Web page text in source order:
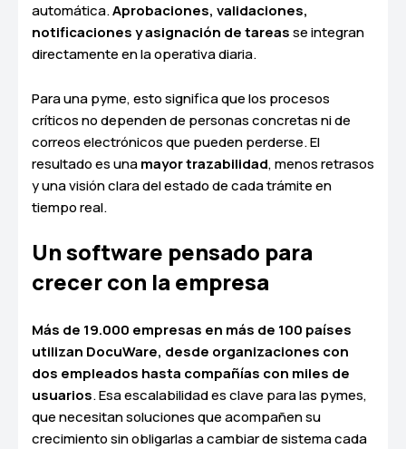
automática.Aprobaciones, validaciones,
notificaciones y asignación de tareasse integran
directamente en la operativa diaria.
Para una pyme, esto significa que los procesos
críticos no dependen de personas concretas ni de
correos electrónicos que pueden perderse. El
resultado es unamayor trazabilidad, menos retrasos
y una visión clara del estado de cada trámite en
tiempo real.
Un software pensado para
crecer con la empresa
Más de 19.000 empresas en más de 100 países
utilizan DocuWare, desde organizaciones con
dos empleados hasta compañías con miles de
usuarios. Esa escalabilidad es clave para las pymes,
que necesitan soluciones que acompañen su
crecimiento sin obligarlas a cambiar de sistema cada